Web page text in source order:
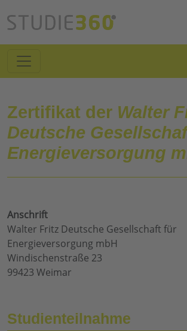
Zertifikat der Walter
Deutsche
Energieversorgung
Anschrift
Walter Fritz Deutsche Gesellschaft für
Energieversorgung mbH
Windischenstraße 23
99423 Weimar
Studienteilnahme